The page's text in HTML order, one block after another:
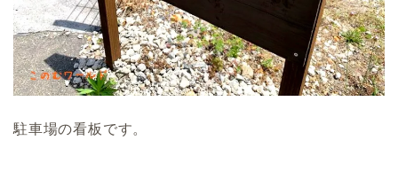
駐車場の看板です。